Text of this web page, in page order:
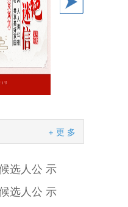
+ 更 多
选人公 示
选人公 示